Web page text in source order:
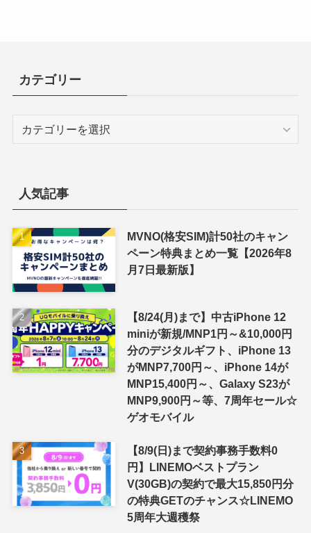
カテゴリー
人気記事
MVNO(格安SIM)計50社のキャン
ペーン特典まとめ一覧【2026年8
月7日最新版】
【8/24(月)まで】中古iPhone 12
miniが新規/MNP1円～&10,000円
分のデジタルギフト、iPhone 13
がMNP7,700円～、iPhone 14が
MNP15,400円～、Galaxy S23が
MNP9,900円～等、7周年セール☆
ゲオモバイル
【8/9(日)まで契約事務手数料0
円】LINEMOベストプラン
V(30GB)の契約で最大15,850円分
の特典GETのチャンス☆LINEMO
5周年大週穫祭